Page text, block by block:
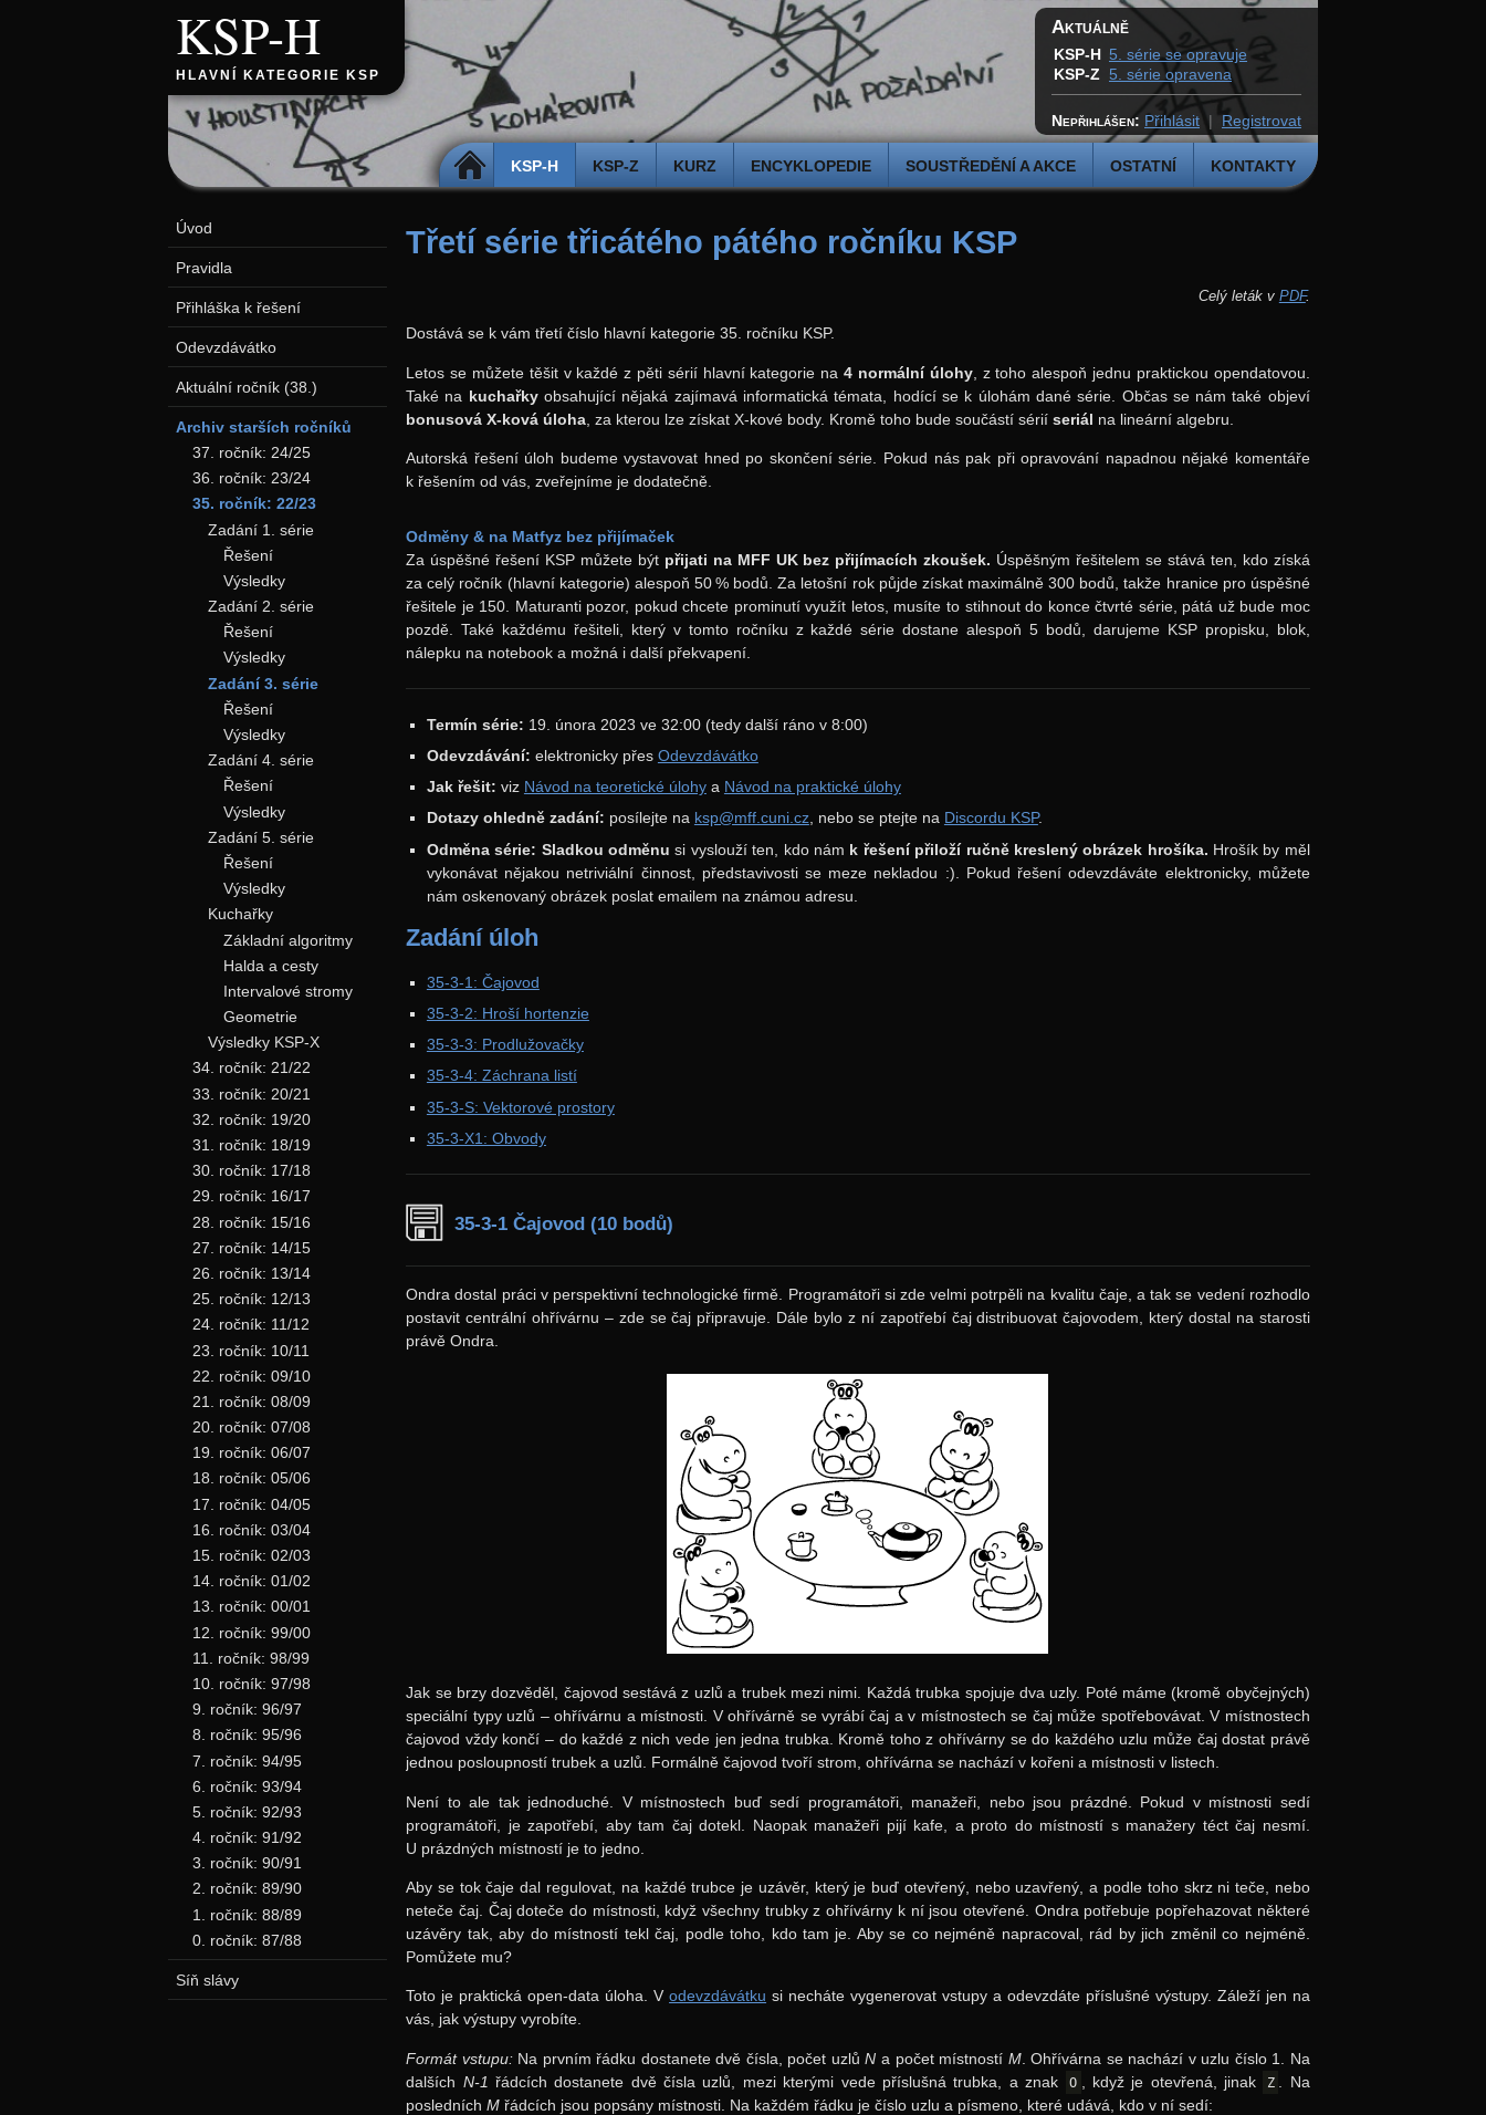
KSP-H
HLAVNÍ KATEGORIE KSP
DOMŮ KSP-H KSP-Z KURZ ENCYKLOPEDIE SOUSTŘEDĚNÍ A AKCE OSTATNÍ KONTAKTY
Aktuálně
KSP-H 5. série se opravuje
KSP-Z 5. série opravena
Nepřihlášen: Přihlásit | Registrovat
Třetí série třicátého pátého ročníku KSP
Celý leták v PDF.
Dostává se k vám třetí číslo hlavní kategorie 35. ročníku KSP.
Letos se můžete těšit v každé z pěti sérií hlavní kategorie na4 normální úlohy, z toho alespoň jednu praktickou opendatovou.
Také na kuchařkyobsahující nějaká zajímavá informatická témata, hodící se k úlohám dané série. Občas se nám také objeví
bonusová X-ková úloha , za kterou lze získat X-kové body. Kromě toho bude součástí sériíseriál na lineární algebru.
Autorská řešení úloh budeme vystavovat hned po skončení série. Pokud nás pak při opravování napadnou nějaké komentáře
k řešením od vás, zveřejníme je dodatečně.
Odměny & na Matfyz bez přijímaček
Za úspěšné řešení KSP můžete být přijati na MFF UK bez přijímacích zkoušek. Úspěšným řešitelem se stává ten, kdo získá
za celý ročník (hlavní kategorie) alespoň 50% bodů. Za letošní rok půjde získat maximálně 300 bodů, takže hranice pro úspěšné
řešitele je 150. Maturanti pozor, pokud chcete prominutí využít letos, musíte to stihnout do konce čtvrté série, pátá už bude moc
pozdě. Také každému řešiteli, který v tomto ročníku z každé série dostane alespoň 5 bodů, darujeme KSP propisku, blok,
nálepku na notebook a možná i další překvapení.
Termín série: 19. února 2023 ve 32:00 (tedy další ráno v 8:00)
Odevzdávání: elektronicky přes Odevzdávátko
Jak řešit: viz Návod na teoretické úlohya Návod na praktické úlohy
Dotazy ohledně zadání: posílejte na ksp@mff.cuni.cz, nebo se ptejte na Discordu KSP.
Odměna série: Sladkou odměnu si vyslouží ten, kdo nám k řešení přiloží ručně kreslený obrázek hrošíka. Hrošík by měl
vykonávat nějakou netriviální činnost, představivosti se meze nekladou :). Pokud řešení odevzdáváte elektronicky, můžete
nám oskenovaný obrázek poslat emailem na známou adresu.
Zadání úloh
35-3-1: Čajovod
35-3-2: Hroší hortenzie
35-3-3: Prodlužovačky
35-3-4: Záchrana listí
35-3-S: Vektorové prostory
35-3-X1: Obvody
35-3-1 Čajovod (10 bodů)
Ondra dostal práci v perspektivní technologické firmě. Programátoři si zde velmi potrpěli na kvalitu čaje, a tak se vedení rozhodlo
postavit centrální ohřívárnu – zde se čaj připravuje. Dále bylo z ní zapotřebí čaj distribuovat čajovodem, který dostal na starosti
právě Ondra.
Jak se brzy dozvěděl, čajovod sestává z uzlů a trubek mezi nimi. Každá trubka spojuje dva uzly. Poté máme (kromě obyčejných)
speciální typy uzlů – ohřívárnu a místnosti. V ohřívárně se vyrábí čaj a v místnostech se čaj může spotřebovávat. V místnostech
čajovod vždy končí – do každé z nich vede jen jedna trubka. Kromě toho z ohřívárny se do každého uzlu může čaj dostat právě
jednou posloupností trubek a uzlů. Formálně čajovod tvoří strom, ohřívárna se nachází v kořeni a místnosti v listech.
Není to ale tak jednoduché. V místnostech buď sedí programátoři, manažeři, nebo jsou prázdné. Pokud v místnosti sedí
programátoři, je zapotřebí, aby tam čaj dotekl. Naopak manažeři pijí kafe, a proto do místností s manažery téct čaj nesmí.
U prázdných místností je to jedno.
Aby se tok čaje dal regulovat, na každé trubce je uzávěr, který je buď otevřený, nebo uzavřený, a podle toho skrz ni teče, nebo
neteče čaj. Čaj doteče do místnosti, když všechny trubky z ohřívárny k ní jsou otevřené. Ondra potřebuje popřehazovat některé
uzávěry tak, aby do místností tekl čaj, podle toho, kdo tam je. Aby se co nejméně napracoval, rád by jich změnil co nejméně.
Pomůžete mu?
Toto je praktická open-data úloha. Vodevzdávátku si necháte vygenerovat vstupy a odevzdáte příslušné výstupy. Záleží jen na
vás, jak výstupy vyrobíte.
Formát vstupu:Na prvním řádku dostanete dvě čísla, počet uzlůN a počet místností M. Ohřívárna se nachází v uzlu číslo 1. Na
dalších N-1 řádcích dostanete dvě čísla uzlů, mezi kterými vede příslušná trubka, a znak O , když je otevřená, jinak Z
. Na
posledníchM řádcích jsou popsány místnosti. Na každém řádku je číslo uzlu a písmeno, které udává, kdo v ní sedí:
Úvod
Pravidla
Přihláška k řešení
Odevzdávátko
Aktuální ročník (38.)
Archiv starších ročníků
37. ročník: 24/25
36. ročník: 23/24
35. ročník: 22/23
Zadání 1. série
Řešení
Výsledky
Zadání 2. série
Řešení
Výsledky
Zadání 3. série
Řešení
Výsledky
Zadání 4. série
Řešení
Výsledky
Zadání 5. série
Řešení
Výsledky
Kuchařky
Základní algoritmy
Halda a cesty
Intervalové stromy
Geometrie
Výsledky KSP-X
34. ročník: 21/22
33. ročník: 20/21
32. ročník: 19/20
31. ročník: 18/19
30. ročník: 17/18
29. ročník: 16/17
28. ročník: 15/16
27. ročník: 14/15
26. ročník: 13/14
25. ročník: 12/13
24. ročník: 11/12
23. ročník: 10/11
22. ročník: 09/10
21. ročník: 08/09
20. ročník: 07/08
19. ročník: 06/07
18. ročník: 05/06
17. ročník: 04/05
16. ročník: 03/04
15. ročník: 02/03
14. ročník: 01/02
13. ročník: 00/01
12. ročník: 99/00
11. ročník: 98/99
10. ročník: 97/98
9. ročník: 96/97
8. ročník: 95/96
7. ročník: 94/95
6. ročník: 93/94
5. ročník: 92/93
4. ročník: 91/92
3. ročník: 90/91
2. ročník: 89/90
1. ročník: 88/89
0. ročník: 87/88
Síň slávy